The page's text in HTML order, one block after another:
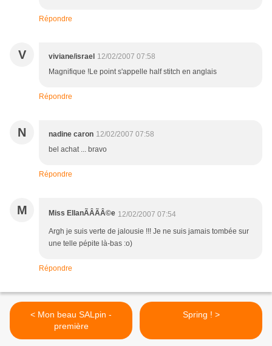
Répondre
V viviane/israel 12/02/2007 07:58
Magnifique !Le point s'appelle half stitch en anglais
Répondre
N nadine caron 12/02/2007 07:58
bel achat ... bravo
Répondre
M Miss EllanÃÂÃÂ©e 12/02/2007 07:54
Argh je suis verte de jalousie !!! Je ne suis jamais tombée sur
une telle pépite là-bas :o)
Répondre
< Mon beau SALpin -
première
Spring ! >